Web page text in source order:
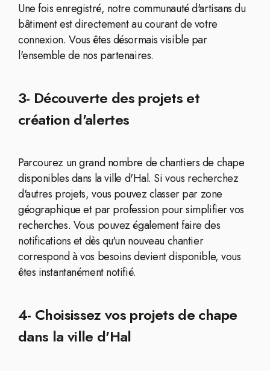
Une fois enregistré, notre communauté d'artisans du
bâtiment est directement au courant de votre
connexion. Vous êtes désormais visible par
l'ensemble de nos partenaires.
3- Découverte des projets et
création d'alertes
Parcourez un grand nombre de chantiers de chape
disponibles dans la ville d'Hal. Si vous recherchez
d'autres projets, vous pouvez classer par zone
géographique et par profession pour simplifier vos
recherches. Vous pouvez également faire des
notifications et dès qu'un nouveau chantier
correspond à vos besoins devient disponible, vous
êtes instantanément notifié.
4- Choisissez vos projets de chape
dans la ville d'Hal